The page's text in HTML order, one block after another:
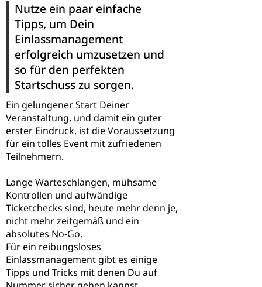
Nutze ein paar einfache
Tipps, um Dein
Einlassmanagement
erfolgreich umzusetzen und
so für den perfekten
Startschuss zu sorgen.
Ein gelungener Start Deiner
Veranstaltung, und damit ein guter
erster Eindruck, ist die Voraussetzung
für ein tolles Event mit zufriedenen
Teilnehmern.
Lange Warteschlangen, mühsame
Kontrollen und aufwändige
Ticketchecks sind, heute mehr denn je,
nicht mehr zeitgemäß und ein
absolutes No-Go.
Für ein reibungsloses
Einlassmanagement gibt es einige
Tipps und Tricks mit denen Du auf